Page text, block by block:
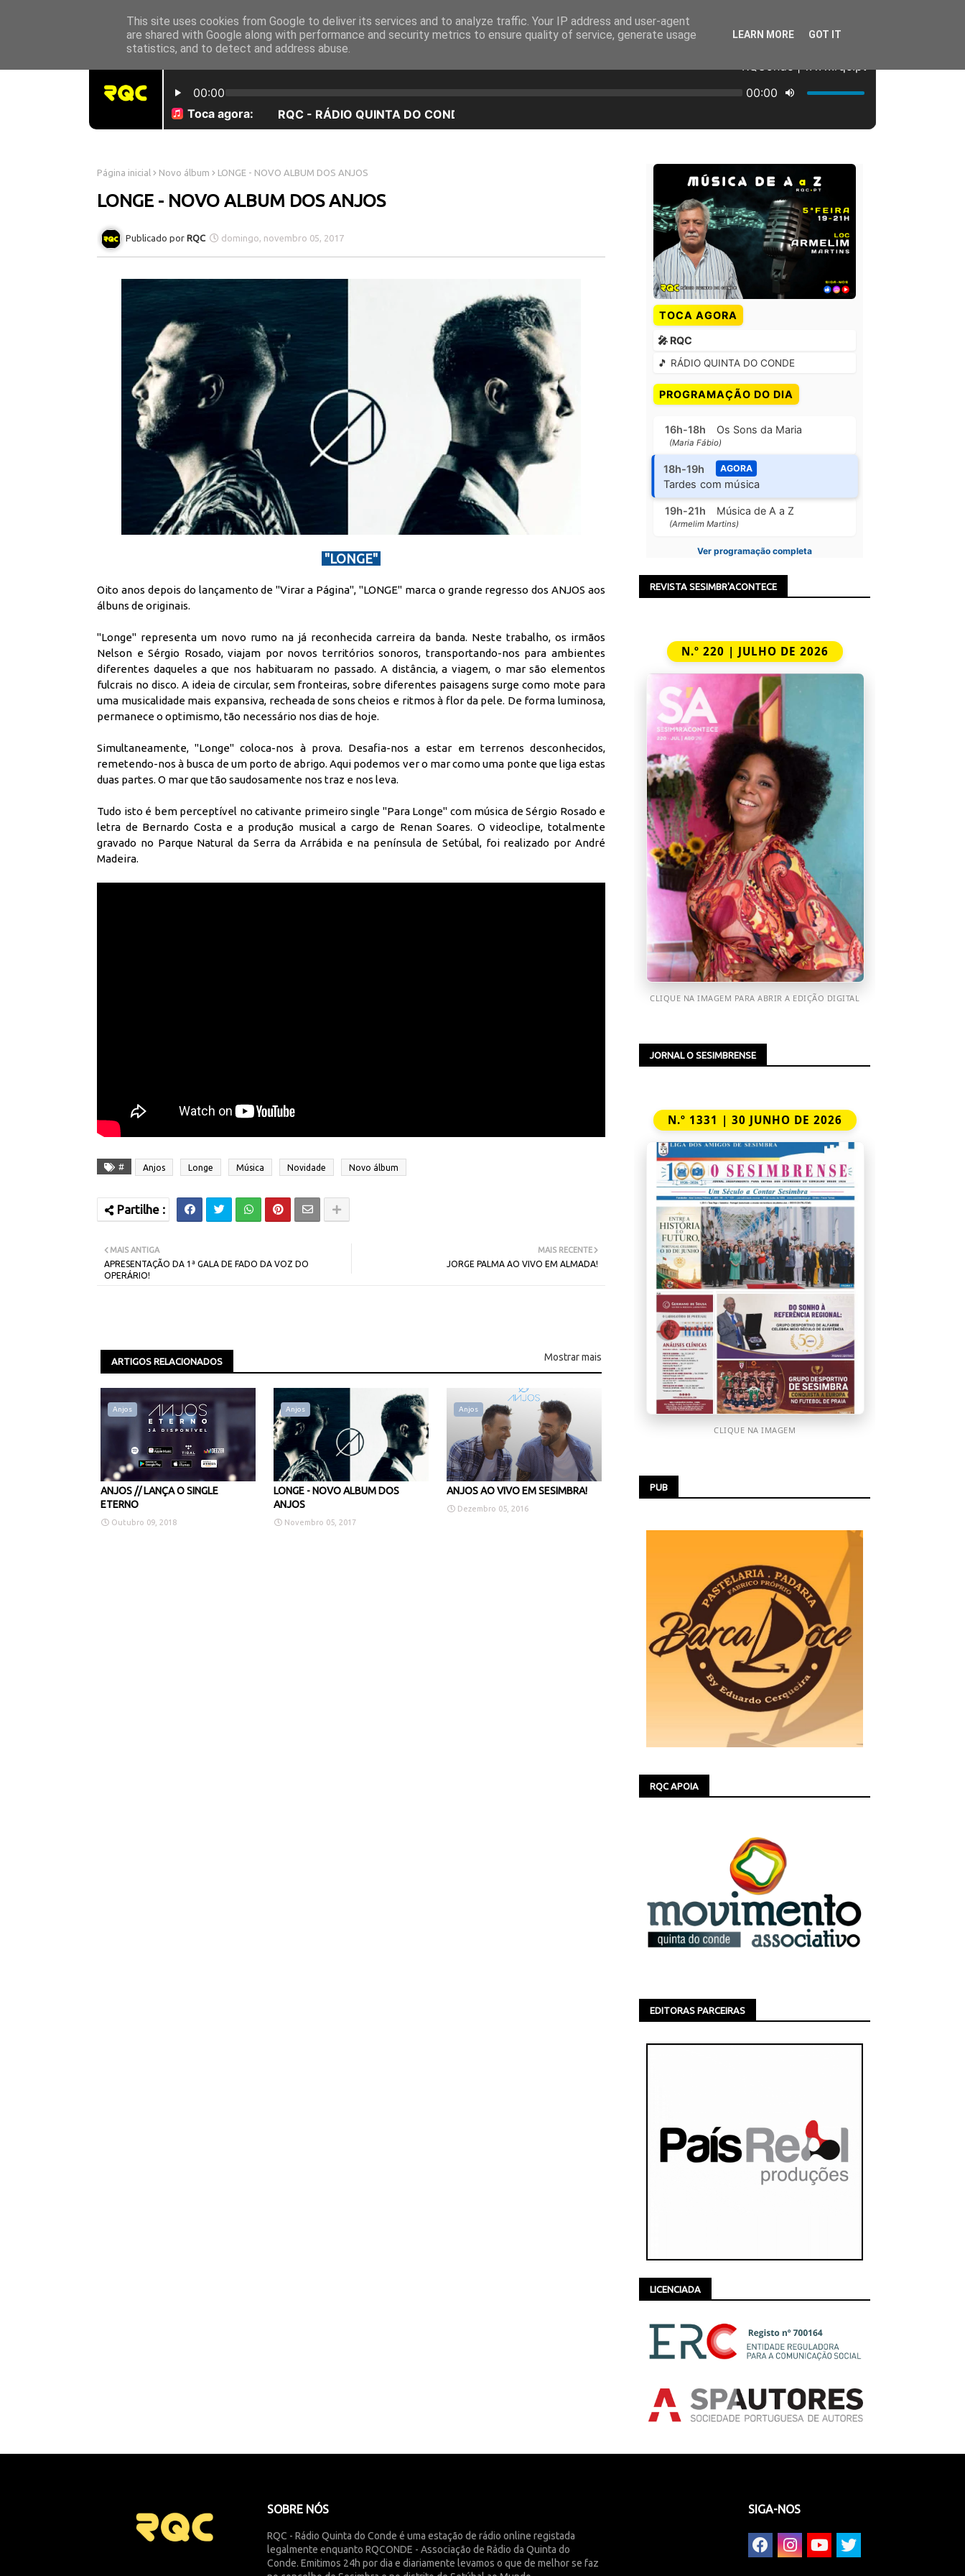
INICÍO SOBRE NÓS EQUIPA PROGRAMAÇÃO OUVIR EM DIRETO
Página inicial Novo álbum LONGE - NOVO ALBUM DOS ANJOS
LONGE - NOVO ALBUM DOS ANJOS
RQC domingo, novembro 05, 2017
"LONGE"
Oito anos depois do lançamento de "Virar a Página", "LONGE" marca o grande regresso dos ANJOS aos
álbuns de originais.
"Longe" representa um novo rumo na já reconhecida carreira da banda. Neste trabalho, os irmãos
Nelson e Sérgio Rosado, viajam por novos territórios sonoros, transportando-nos para ambientes
diferentes daqueles a que nos habituaram no passado. A distância, a viagem, o mar são elementos
fulcrais no disco. A ideia de circular, sem fronteiras, sobre diferentes paisagens surge como mote para
uma musicalidade mais expansiva, recheada de sons cheios e ritmos à flor da pele. De forma luminosa,
permanece o optimismo, tão necessário nos dias de hoje.
Simultaneamente, "Longe" coloca-nos à prova. Desafia-nos a estar em terrenos desconhecidos,
remetendo-nos à busca de um porto de abrigo. Aqui podemos ver o mar como uma ponte que liga estas
duas partes. O mar que tão saudosamente nos traz e nos leva.
Tudo isto é bem perceptível no cativante primeiro single "Para Longe" com música de Sérgio Rosado e
letra de Bernardo Costa e a produção musical a cargo de Renan Soares. O videoclipe, totalmente
gravado no Parque Natural da Serra da Arrábida e na península de Setúbal, foi realizado por André
Madeira.
# Anjos Longe Música Novidade Novo álbum
MAIS RECENTE
JORGE PALMA AO VIVO EM ALMADA!
MAIS ANTIGA
APRESENTAÇÃO DA 1ª GALA DE FADO DA VOZ DO
OPERÁRIO!
ARTIGOS RELACIONADOS Mostrar mais
Anjos
ANJOS // LANÇA O SINGLE
ETERNO
Outubro 09, 2018
Anjos
LONGE - NOVO ALBUM DOS
ANJOS
Novembro 05, 2017
Anjos
ANJOS AO VIVO EM SESIMBRA!
Dezembro 05, 2016
TOCA AGORA
🎤 RQC
🎵 RÁDIO QUINTA DO CONDE
PROGRAMAÇÃO DO DIA
16h-18h Os Sons da Maria
(Maria Fábio)
18h-19h AGORA
Tardes com música
19h-21h Música de A a Z
(Armelim Martins)
Ver programação completa
REVISTA SESIMBR'ACONTECE
N.º 220 | JULHO DE 2026
CLIQUE NA IMAGEM PARA ABRIR A EDIÇÃO DIGITAL
JORNAL O SESIMBRENSE
N.º 1331 | 30 JUNHO DE 2026
CLIQUE NA IMAGEM
PUB
RQC APOIA
EDITORAS PARCEIRAS
LICENCIADA
SOBRE NÓS
RQC - Rádio Quinta do Conde é uma estação de rádio online registada
legalmente enquanto RQCONDE - Associação de Rádio da Quinta do
Conde. Emitimos 24h por dia e diariamente levamos o que de melhor se faz
SIGA-NOS
This site uses cookies from Google to deliver its services and to analyze traffic. Your IP address and user-agent
are shared with Google along with performance and security metrics to ensure quality of service, generate usage
statistics, and to detect and address abuse.
LEARN MORE GOT IT